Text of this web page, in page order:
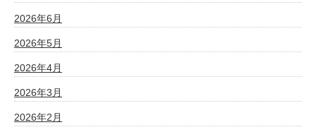
2026年6月
2026年5月
2026年4月
2026年3月
2026年2月